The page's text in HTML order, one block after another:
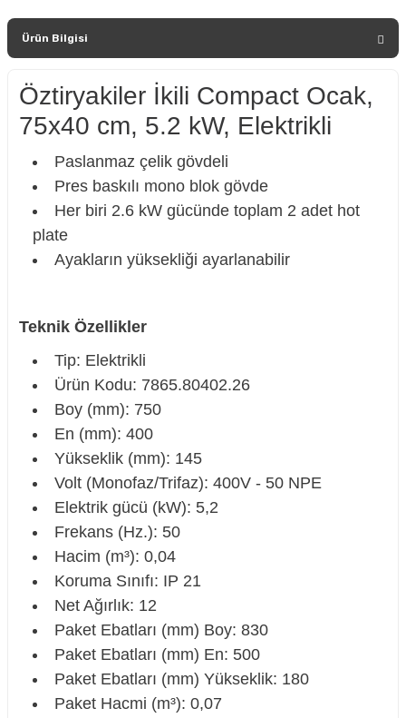
Ürün Bilgisi
Öztiryakiler İkili Compact Ocak,
75x40 cm, 5.2 kW, Elektrikli
Paslanmaz çelik gövdeli
Pres baskılı mono blok gövde
Her biri 2.6 kW gücünde toplam 2 adet hot
plate
Ayakların yüksekliği ayarlanabilir
Teknik Özellikler
Tip: Elektrikli
Ürün Kodu: 7865.80402.26
Boy (mm): 750
En (mm): 400
Yükseklik (mm): 145
Volt (Monofaz/Trifaz): 400V - 50 NPE
Elektrik gücü (kW): 5,2
Frekans (Hz.): 50
Hacim (m³): 0,04
Koruma Sınıfı: IP 21
Net Ağırlık: 12
Paket Ebatları (mm) Boy: 830
Paket Ebatları (mm) En: 500
Paket Ebatları (mm) Yükseklik: 180
Paket Hacmi (m³): 0,07